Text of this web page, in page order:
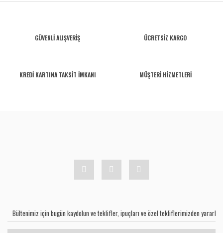
GÜVENLİ ALIŞVERİŞ ÜCRETSİZ KARGO
KREDİ KARTINA TAKSİT İMKANI MÜŞTERİ HİZMETLERİ